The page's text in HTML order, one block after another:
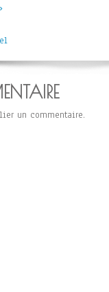
un commentaire.